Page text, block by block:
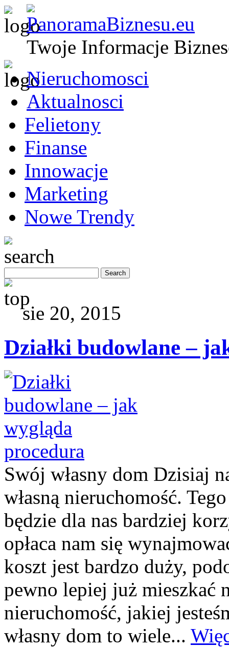
Twoje Informacje
Nieruchomosci
Aktualnosci
Felietony
Finanse
Innowacje
Marketing
Nowe Trendy
sie 20, 2015
Działki budowlane –
Swój własny dom Dzisiaj
własną nieruchomość.
będzie dla nas bardziej
opłaca nam się
koszt jest bardzo duży,
pewno lepiej już mieszkać
nieruchomość, jakiej
własny dom to wiele...